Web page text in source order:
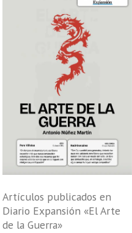
Artículos publicados en
Diario Expansión «El Arte
de la Guerra»